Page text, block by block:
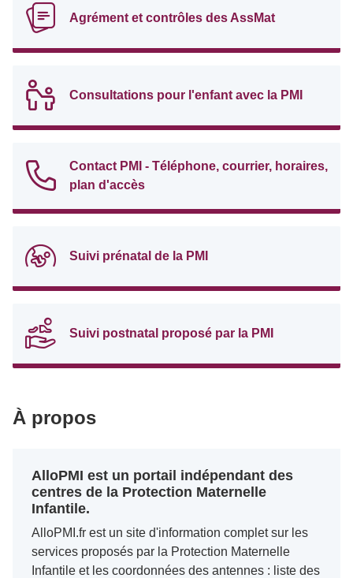
Agrément et contrôles des AssMat
Consultations pour l'enfant avec la PMI
Contact PMI - Téléphone, courrier, horaires,
plan d'accès
Suivi prénatal de la PMI
Suivi postnatal proposé par la PMI
À propos
AlloPMI est un portail indépendant des
centres de la Protection Maternelle
Infantile.
AlloPMI.fr est un site d'information complet sur les
services proposés par la Protection Maternelle
Infantile et les coordonnées des antennes : liste des